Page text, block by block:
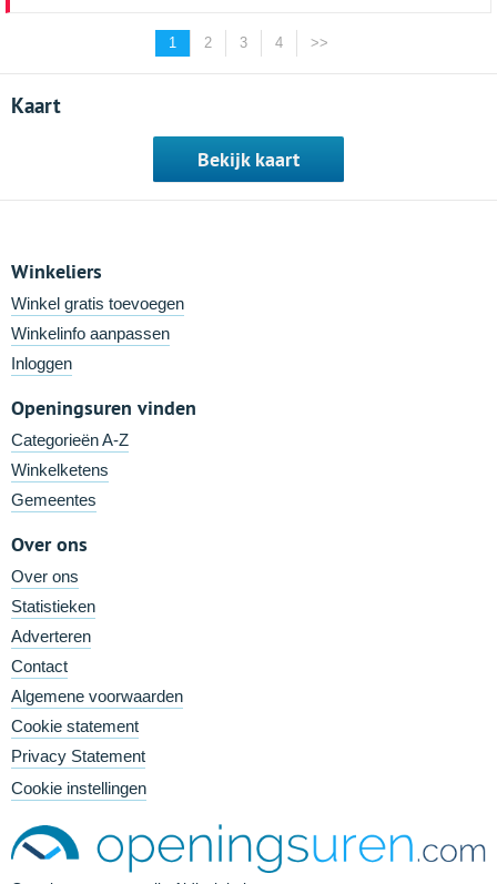
1 2 3 4 >>
Kaart
Bekijk kaart
Winkeliers
Winkel gratis toevoegen
Winkelinfo aanpassen
Inloggen
Openingsuren vinden
Categorieën A-Z
Winkelketens
Gemeentes
Over ons
Over ons
Statistieken
Adverteren
Contact
Algemene voorwaarden
Cookie statement
Privacy Statement
Cookie instellingen